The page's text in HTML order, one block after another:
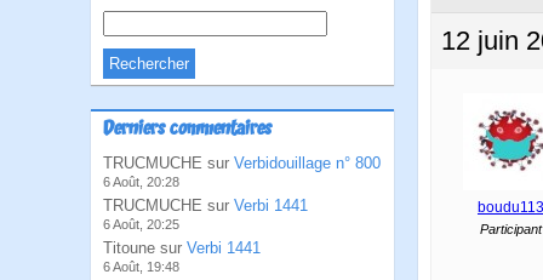
Derniers commentaires
TRUCMUCHE sur Verbidouillage n° 800
6 Août, 20:28
TRUCMUCHE sur Verbi 1441
6 Août, 20:25
Titoune sur Verbi 1441
6 Août, 19:48
12 juin
boudu113
Participant